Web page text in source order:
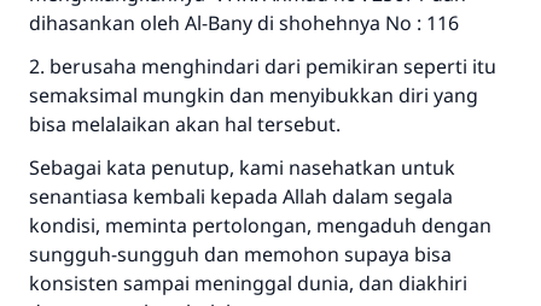
dihasankan oleh Al-Bany di shohehnya No : 116
2. berusaha menghindari dari pemikiran seperti itu
semaksimal mungkin dan menyibukkan diri yang
bisa melalaikan akan hal tersebut.
Sebagai kata penutup, kami nasehatkan untuk
senantiasa kembali kepada Allah dalam segala
kondisi, meminta pertolongan, mengaduh dengan
sungguh-sungguh dan memohon supaya bisa
konsisten sampai meninggal dunia, dan diakhiri